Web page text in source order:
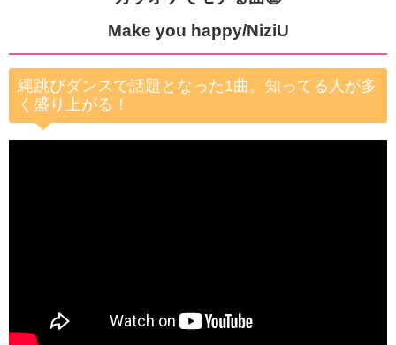
Make you happy/NiziU
縄跳びダンスで話題となった1曲。知ってる人が多
く盛り上がる！